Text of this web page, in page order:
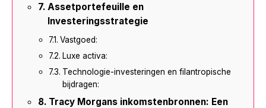
Assetportefeuille en
Investeringsstrategie
Vastgoed:
Luxe activa:
Technologie-investeringen en filantropische
bijdragen:
Tracy Morgans inkomstenbronnen: Een